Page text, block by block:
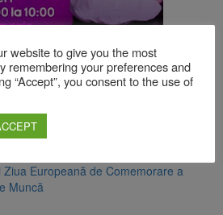
barem
Europeană de Comemorare a
Muncă
website to give you the most
remembering your preferences and
“Accept”, you consent to the use of